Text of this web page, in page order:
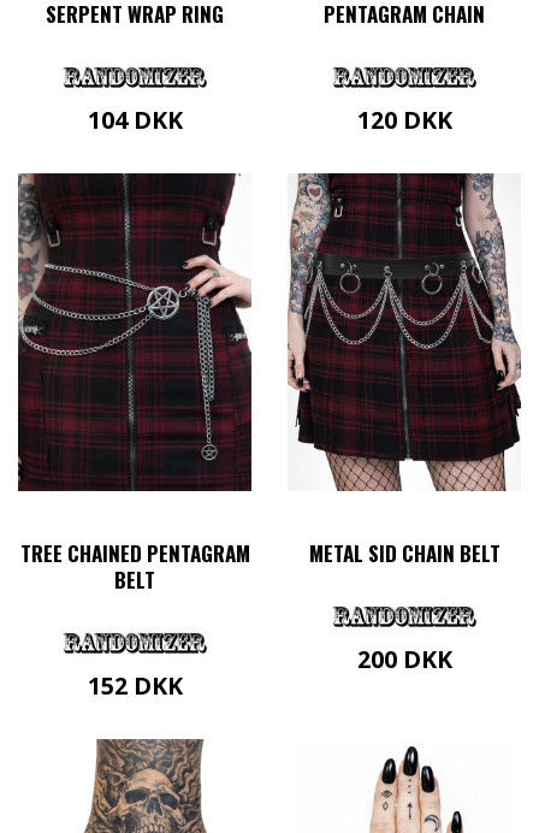
SERPENT WRAP RING
104 DKK
PENTAGRAM CHAIN
120 DKK
TREE CHAINED PENTAGRAM
BELT
152 DKK
METAL SID CHAIN BELT
200 DKK